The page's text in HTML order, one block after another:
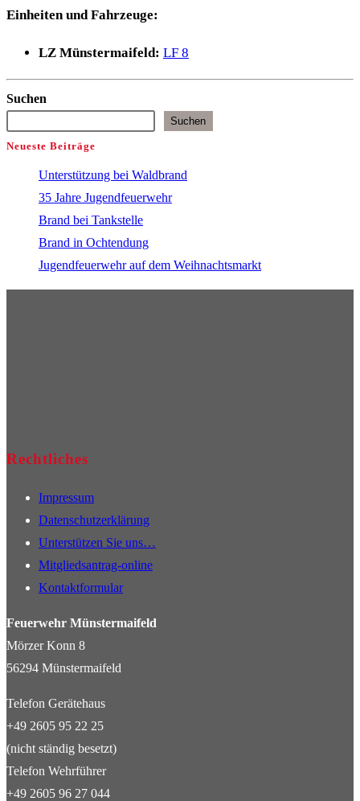
Einheiten und Fahrzeuge:
LZ Münstermaifeld: LF 8
Suchen
Suchen
Neueste Beiträge
Unterstützung bei Waldbrand
35 Jahre Jugendfeuerwehr
Brand bei Tankstelle
Brand in Ochtendung
Jugendfeuerwehr auf dem Weihnachtsmarkt
Rechtliches
Impressum
Datenschutzerklärung
Unterstützen Sie uns…
Mitgliedsantrag-online
Kontaktformular
Feuerwehr Münstermaifeld
Mörzer Konn 8
56294 Münstermaifeld
Telefon Gerätehaus
+49 2605 95 22 25
(nicht ständig besetzt)
Telefon Wehrführer
+49 2605 96 27 044